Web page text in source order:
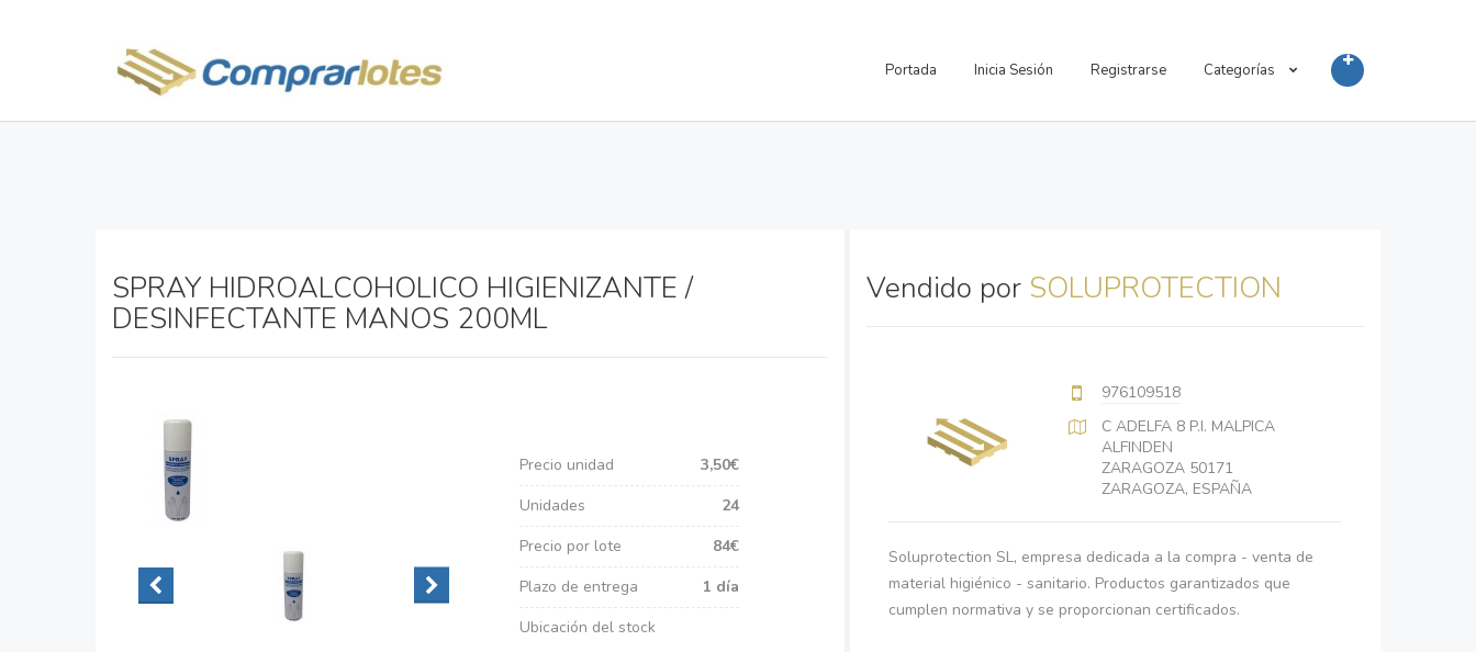
Portada Inicia Sesión Registrarse Categorías
SPRAY HIDROALCOHOLICO HIGIENIZANTE /
DESINFECTANTE MANOS 200ML
Precio unidad
3,50€
Unidades
24
Precio por lote
84€
Plazo de entrega
1 día
Ubicación del stock
Vendido por SOLUPROTECTION
976109518
C ADELFA 8 P.I. MALPICA
ALFINDEN
ZARAGOZA 50171
ZARAGOZA, ESPAÑA
Soluprotection SL, empresa dedicada a la compra - venta de
material higiénico - sanitario. Productos garantizados que
cumplen normativa y se proporcionan certificados.